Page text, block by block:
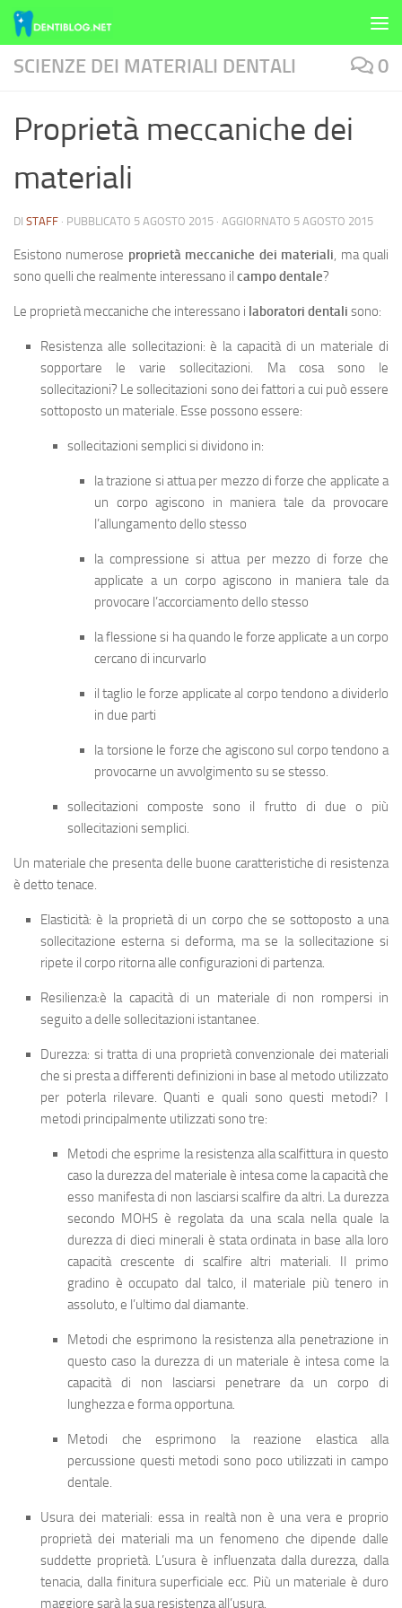
Skip to content
SCIENZE DEI MATERIALI DENTALI 0
Proprietà meccaniche dei
materiali
DI STAFF · PUBBLICATO 5 AGOSTO 2015 · AGGIORNATO 5 AGOSTO 2015
Esistono numerose proprietà meccaniche dei materiali, ma quali
sono quelli che realmente interessano il campo dentale?
Le proprietà meccaniche che interessano i laboratori dentali sono:
Resistenza alle sollecitazioni: è la capacità di un materiale di
sopportare le varie sollecitazioni. Ma cosa sono le
sollecitazioni? Le sollecitazioni sono dei fattori a cui può essere
sottoposto un materiale. Esse possono essere:
sollecitazioni semplici si dividono in:
latrazione si attua per mezzo di forze che applicate a
un corpo agiscono in maniera tale da provocare
l’allungamento dello stesso
lacompressionesi attua per mezzo di forze che
applicate a un corpo agiscono in maniera tale da
provocare l’accorciamento dello stesso
laflessionesi ha quando le forze applicate a un corpo
cercano di incurvarlo
iltaglio le forze applicate al corpo tendono a dividerlo
in due parti
latorsione le forze che agiscono sul corpo tendono a
provocarne un avvolgimento su se stesso.
sollecitazioni compostesono il frutto di due o più
sollecitazioni semplici.
Un materiale che presenta delle buone caratteristiche di resistenza
è detto tenace.
Elasticità: è la proprietà di un corpo che se sottoposto a una
sollecitazione esterna si deforma, ma se la sollecitazione si
ripete il corpo ritorna alle configurazioni di partenza.
Resilienza:è la capacità di un materiale di non rompersi in
seguito a delle sollecitazioni istantanee.
Durezza: si tratta di una proprietà convenzionale dei materiali
che si presta a differenti definizioni in base al metodo utilizzato
per poterla rilevare. Quanti e quali sono questi metodi? I
metodi principalmente utilizzati sono tre:
Metodi che esprime la resistenza alla scalfittura in questo
caso la durezza del materiale è intesa come la capacità che
esso manifesta di non lasciarsi scalfire da altri. Ladurezza
secondo MOHS è regolata da una scala nella quale la
durezza di dieci minerali è stata ordinata in base alla loro
capacità crescente di scalfire altri materiali. Il primo
gradino è occupato dal talco, il materiale più tenero in
assoluto, e l’ultimo dal diamante.
Metodi che esprimono la resistenza alla penetrazione in
questo caso la durezza di un materiale è intesa come la
capacità di non lasciarsi penetrare da un corpo di
lunghezza e forma opportuna.
Metodi che esprimono la reazione elastica alla
percussione questi metodi sono poco utilizzati in campo
dentale.
Usura dei materiali: essa in realtà non è una vera e proprio
proprietà dei materiali ma un fenomeno che dipende dalle
suddette proprietà. L’usura è influenzata dalla durezza, dalla
tenacia, dalla finitura superficiale ecc. Più un materiale è duro
maggiore sarà la sua resistenza all’usura.